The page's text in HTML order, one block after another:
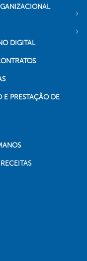
DIGITAL
E PRESTAÇÃO DE